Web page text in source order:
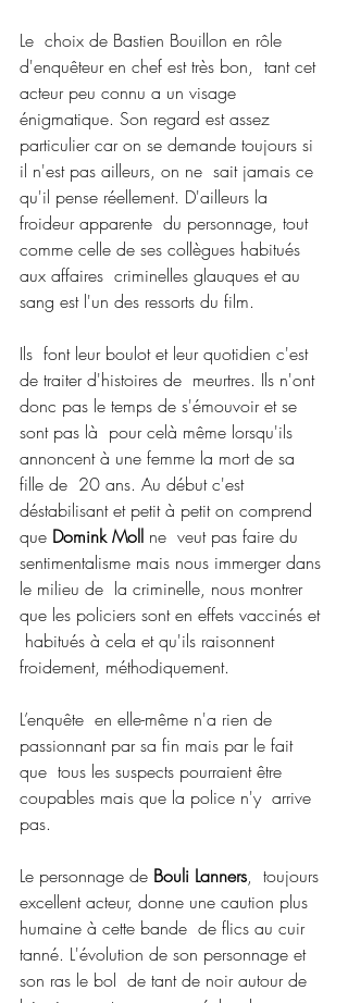
Le  choix de Bastien Bouillon en rôle
d'enquêteur en chef est très bon,  tant cet
acteur peu connu a un visage
énigmatique. Son regard est assez
particulier car on se demande toujours si
il n'est pas ailleurs, on ne  sait jamais ce
qu'il pense réellement. D'ailleurs la
froideur apparente  du personnage, tout
comme celle de ses collègues habitués
aux affaires  criminelles glauques et au
sang est l'un des ressorts du film.
Ils  font leur boulot et leur quotidien c'est
de traiter d'histoires de  meurtres. Ils n'ont
donc pas le temps de s'émouvoir et se
sont pas là  pour celà même lorsqu'ils
annoncent à une femme la mort de sa
fille de  20 ans. Au début c'est
déstabilisant et petit à petit on comprend
que Domink Moll ne  veut pas faire du
sentimentalisme mais nous immerger dans
le milieu de  la criminelle, nous montrer
que les policiers sont en effets vaccinés et
habitués à cela et qu'ils raisonnent
froidement, méthodiquement.
L’enquête  en elle-même n'a rien de
passionnant par sa fin mais par le fait
que  tous les suspects pourraient être
coupables mais que la police n'y  arrive
pas.
Le personnage de Bouli Lanners,  toujours
excellent acteur, donne une caution plus
humaine à cette bande  de flics au cuir
tanné. L'évolution de son personnage et
son ras le bol  de tant de noir autour de